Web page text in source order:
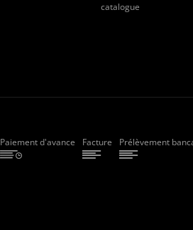
catalogue
Paiement d'avance Facture Prélèvement